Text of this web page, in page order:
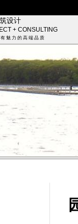
设计
+ CONSULTING
魅 力 的 高 端 品 质